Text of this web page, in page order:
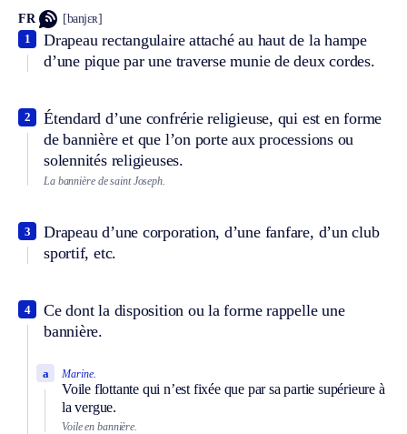
FR [banjɛʀ]
Drapeau rectangulaire attaché au haut de la hampe
d’une pique par une traverse munie de deux cordes.
1
Étendard d’une confrérie religieuse, qui est en forme
de bannière et que l’on porte aux processions ou
solennités religieuses.
2
La bannière de saint Joseph.
Drapeau d’une corporation, d’une fanfare, d’un club
sportif, etc.
3
Ce dont la disposition ou la forme rappelle une
bannière.
4
Marine.
Voile flottante qui n’est fixée que par sa partie supérieure à
la vergue.
a
Voile en bannière.